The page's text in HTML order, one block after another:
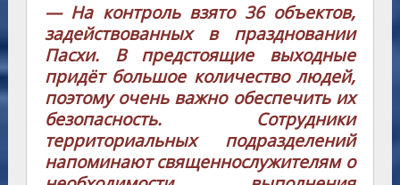
— На контроль взято 36 объектов,
задействованных в праздновании
Пасхи. В предстоящие выходные
придёт большое количество людей,
поэтому очень важно обеспечить их
безопасность. Сотрудники
территориальных подразделений
напоминают священнослужителям о